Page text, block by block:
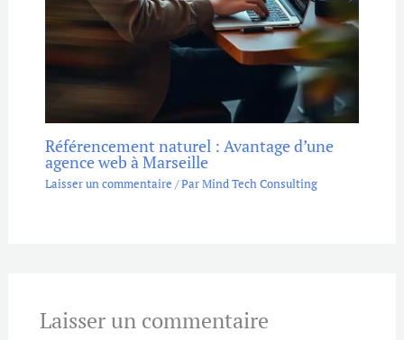
Référencement naturel : Avantage d’une
agence web à Marseille
Laisser un commentaire / ParMind Tech Consulting
Laisser un commentaire